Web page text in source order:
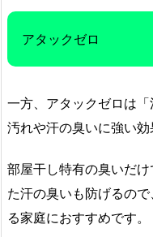
アタックゼロ
一方、アタックゼロは
汚れや汗の臭いに強い効
部屋干し特有の臭いだ
た汗の臭いも防げるの
る家庭におすすめです。